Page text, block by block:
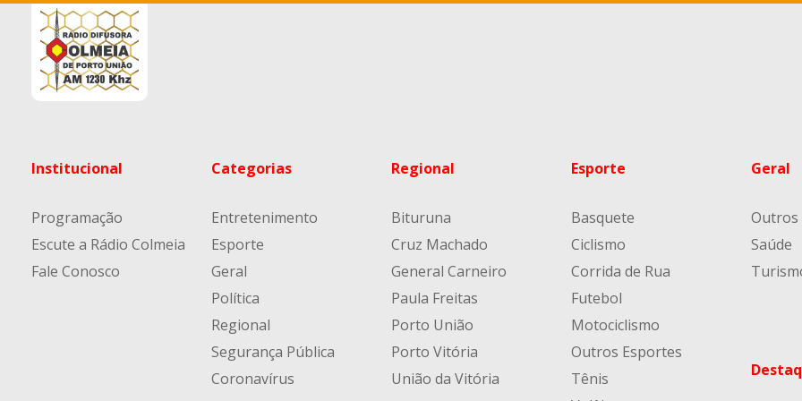
Institucional
Programação
Escute a Rádio Colmeia
Fale Conosco
Categorias
Entretenimento
Esporte
Geral
Política
Regional
Segurança Pública
Coronavírus
Regional
Bituruna
Cruz Machado
General Carneiro
Paula Freitas
Porto União
Porto Vitória
União da Vitória
Esporte
Basquete
Ciclismo
Corrida de Rua
Futebol
Motociclismo
Outros Esportes
Tênis
Geral
Outros
Saúde